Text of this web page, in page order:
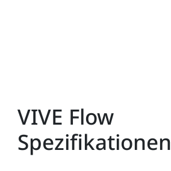
VIVE Flow
Spezifikationen